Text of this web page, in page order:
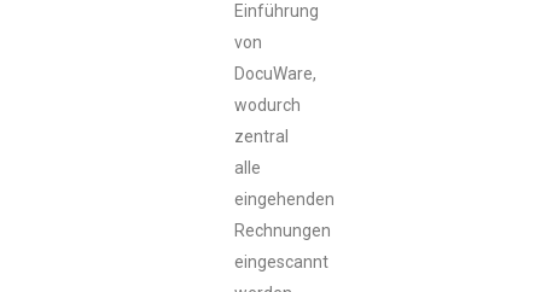
Einführung
von
DocuWare,
wodurch
zentral
alle
eingehenden
Rechnungen
eingescannt